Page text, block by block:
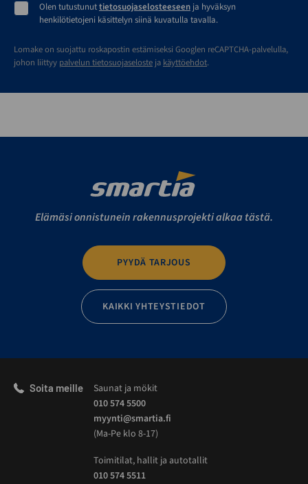
Olen tutustunuttietosuojaselosteeseen ja hyväksyn
henkilötietojeni käsittelyn siinä kuvatulla tavalla.
Lomake on suojattu roskapostin estämiseksi Googlen reCAPTCHA-palvelulla,
johon liittyy palvelun tietosuojaseloste ja käyttöehdot.
Elämäsi onnistunein rakennusprojekti alkaa tästä.
PYYDÄ TARJOUS
KAIKKI YHTEYSTIEDOT
Soita meille
Saunat ja mökit
010 574 5500
myynti@smartia.fi
(Ma-Pe klo 8-17)
Toimitilat, hallit ja autotallit
010 574 5511